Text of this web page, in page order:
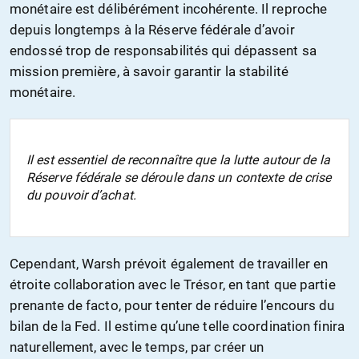
monétaire est délibérément incohérente. Il reproche
depuis longtemps à la Réserve fédérale d’avoir
endossé trop de responsabilités qui dépassent sa
mission première, à savoir garantir la stabilité
monétaire.
Il est essentiel de reconnaître que la lutte autour de la
Réserve fédérale se déroule dans un contexte de crise
du pouvoir d’achat.
Cependant, Warsh prévoit également de travailler en
étroite collaboration avec le Trésor, en tant que partie
prenante de facto, pour tenter de réduire l’encours du
bilan de la Fed. Il estime qu’une telle coordination finira
naturellement, avec le temps, par créer un